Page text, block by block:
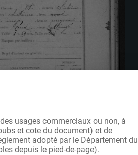
usages commerciaux ou non, à
et cote du document) et de
adopté par le Département du
depuis le pied-de-page).